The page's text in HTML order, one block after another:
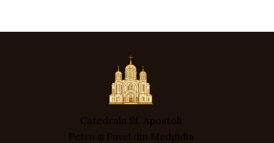
Catedrala Sf. Apostoli
Petru și Pavel din Medgidia